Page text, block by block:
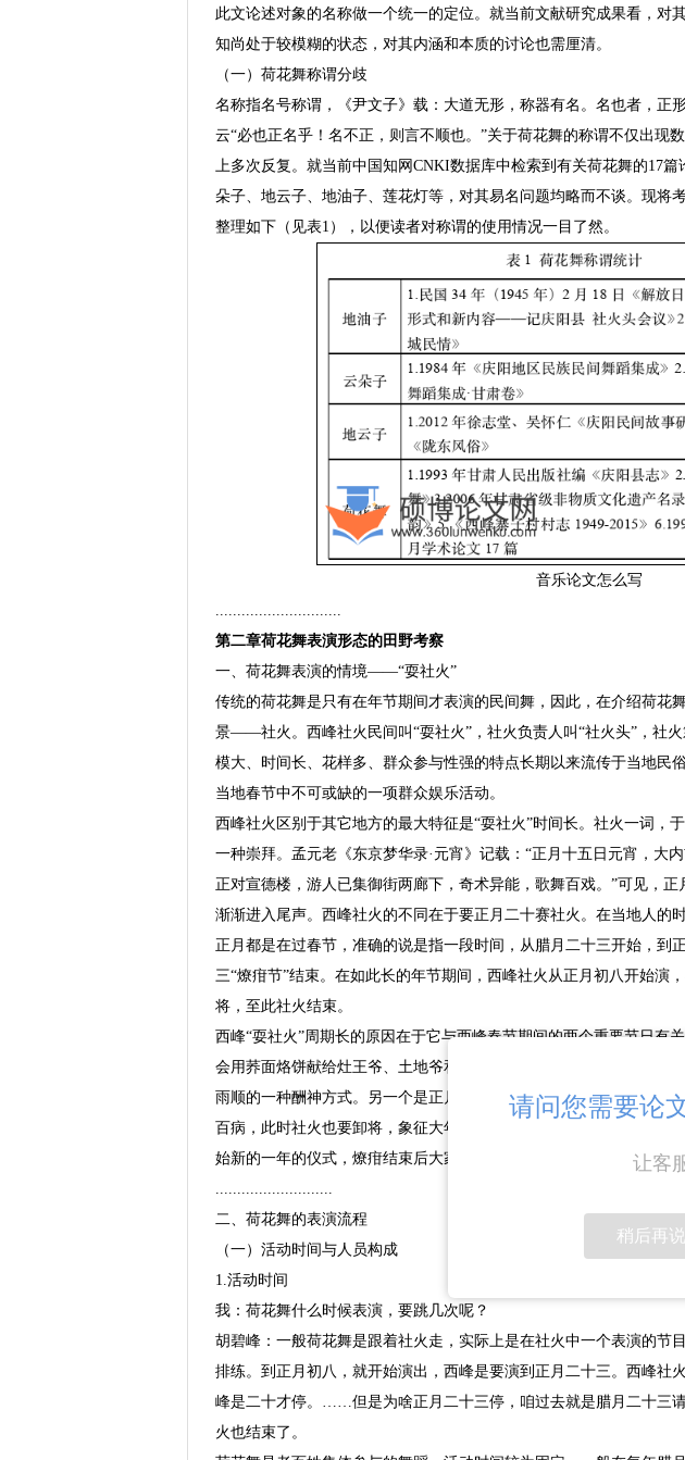
此文论述对象的名称做一个统一的定位。就当前文献研究成果看，对
知尚处于较模糊的状态，对其内涵和本质的讨论也需厘清。
（一）荷花舞称谓分歧
名称指名号称谓，《尹文子》载：大道无形，称器有名。名也者，正
云“必也正名乎！名不正，则言不顺也。”关于荷花舞的称谓不仅出现
上多次反复。就当前中国知网CNKI数据库中检索到有关荷花舞的17
朵子、地云子、地油子、莲花灯等，对其易名问题均略而不谈。现将
整理如下（见表1），以便读者对称谓的使用情况一目了然。
音乐论文怎么写
.............................
第二章荷花舞表演形态的田野考察
一、荷花舞表演的情境——“耍社火”
传统的荷花舞是只有在年节期间才表演的民间舞，因此，在介绍荷花
景——社火。西峰社火民间叫“耍社火”，社火负责人叫“社火头”，社
模大、时间长、花样多、群众参与性强的特点长期以来流传于当地民
当地春节中不可或缺的一项群众娱乐活动。
西峰社火区别于其它地方的最大特征是“耍社火”时间长。社火一词，
一种崇拜。孟元老《东京梦华录·元宵》记载：“正月十五日元宵，大
正对宣德楼，游人已集御街两廊下，奇术异能，歌舞百戏。”可见，
渐渐进入尾声。西峰社火的不同在于要正月二十赛社火。在当地人的
正月都是在过春节，准确的说是指一段时间，从腊月二十三开始，到
三“燎疳节”结束。在如此长的年节期间，西峰社火从正月初八开始演
将，至此社火结束。
西峰“耍社火”周期长的原因在于它与西峰春节期间的两个重要节日有
会用荞面烙饼献给灶王爷、土地爷和女娲娘娘，意为“补天”，“补天节
雨顺的一种酬神方式。另一个是正月二十三“燎疳节”，又名迎灶神回
百病，此时社火也要卸将，象征大年已过完，年的禁忌也结束了。这
始新的一年的仪式，燎疳结束后大家又回归到忙乱的日常生活中开始
...........................
二、荷花舞的表演流程
（一）活动时间与人员构成
1.活动时间
我：荷花舞什么时候表演，要跳几次呢？
胡碧峰：一般荷花舞是跟着社火走，实际上是在社火中一个表演的节
排练。到正月初八，就开始演出，西峰是要演到正月二十三。西峰社
峰是二十才停。……但是为啥正月二十三停，咱过去就是腊月二十三
火也结束了。
请问您需要论
让客
稍后再说